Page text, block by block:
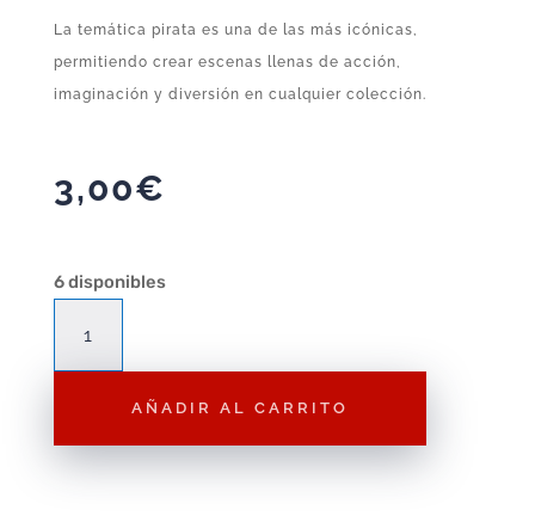
La temática pirata es una de las más icónicas,
permitiendo crear escenas llenas de acción,
imaginación y diversión en cualquier colección.
3,00€
6 disponibles
Playmobil
Pirata
AÑADIR AL CARRITO